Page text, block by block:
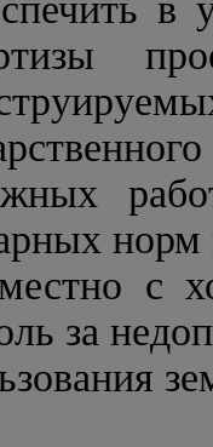
в
норм
с
за